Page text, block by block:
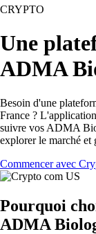
CRYPTO
Une
ADMA
Besoin d'une
France ?
suivre vos ADMA
explorer le marché et
Commencer avec
Pourquoi
ADMA